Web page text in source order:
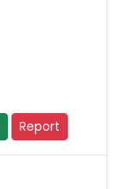
Report